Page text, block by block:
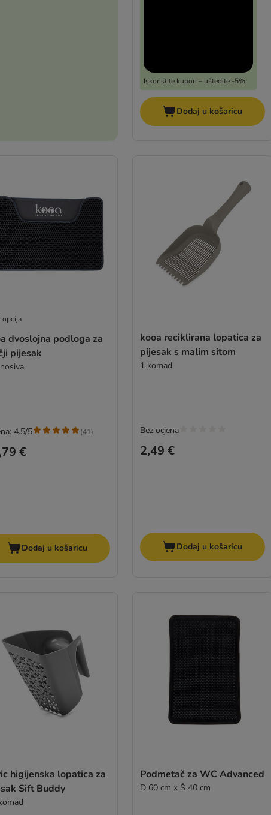
Iskoristite kupon – uštedite -5%
Dodaj u košaricu
opcija
dvoslojna podloga za
pijesak
€
4.5/5 (41)
Dodaj u košaricu
kooa reciklirana lopatica za
pijesak s malim sitom
1 komad
2,49 €
Bez ocjena
Dodaj u košaricu
higijenska lopatica za
Sift Buddy
Podmetač za WC Advanced
D 60 cm x Š 40 cm